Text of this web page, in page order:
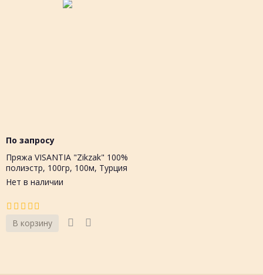
По запросу
Пряжа VISANTIA "Zikzak" 100%
полиэстр, 100гр, 100м, Турция
Нет в наличии
В корзину